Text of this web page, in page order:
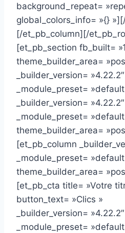
background_repeat=
global_colors_info= »{}
[/et_pb_column][/
[et_pb_section fb_built=
theme_builder_area=
_builder_version= »4.22.2″
_module_preset=
_builder_version= »4.22.2″
_module_preset=
theme_builder_area=
[et_pb_column
_module_preset=
theme_builder_area=
[et_pb_cta title= »Votre
button_text= »Clics »
_builder_version= »4.22.2″
_module_preset=